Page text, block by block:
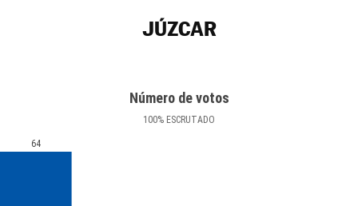
JÚZCAR
Número de votos
100% ESCRUTADO
64